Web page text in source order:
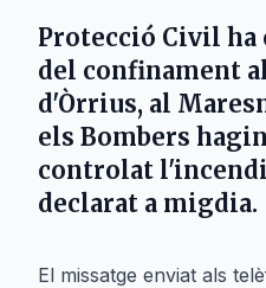
Protecció Civil
del confinament
d'Òrrius, al
els Bombers
controlat
declarat a migdia.
El missatge enviat als